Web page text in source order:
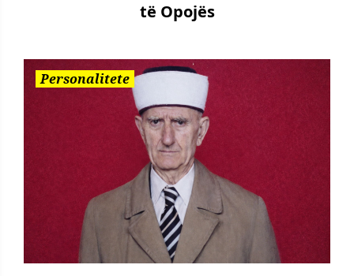
të Opojës
Personalitete